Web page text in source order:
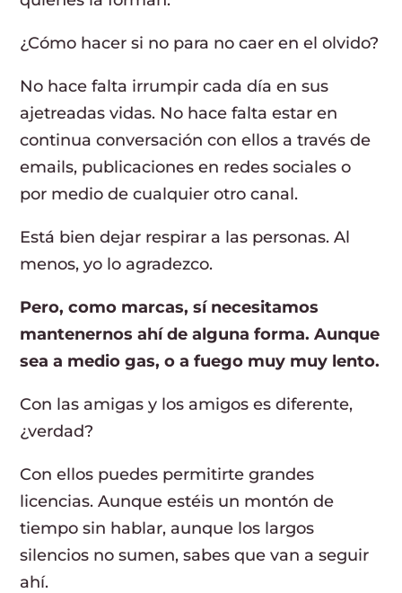
¿Cómo hacer si no para no caer en el olvido?
No hace falta irrumpir cada día en sus
ajetreadas vidas. No hace falta estar en
continua conversación con ellos a través de
emails, publicaciones en redes sociales o
por medio de cualquier otro canal.
Está bien dejar respirar a las personas. Al
menos, yo lo agradezco.
Pero, como marcas, sí necesitamos
mantenernos ahí de alguna forma. Aunque
sea a medio gas, o a fuego muy muy lento.
Con las amigas y los amigos es diferente,
¿verdad?
Con ellos puedes permitirte grandes
licencias. Aunque estéis un montón de
tiempo sin hablar, aunque los largos
silencios no sumen, sabes que van a seguir
ahí.